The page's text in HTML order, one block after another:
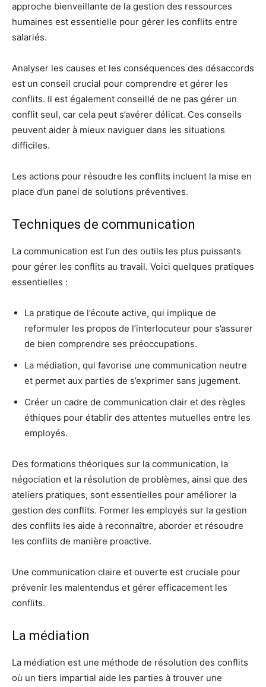
approche bienveillante de la gestion des ressources
humaines est essentielle pour gérer les conflits entre
salariés.
Analyser les causes et les conséquences des désaccords
est un conseil crucial pour comprendre et gérer les
conflits. Il est également conseillé de ne pas gérer un
conflit seul, car cela peut s’avérer délicat. Ces conseils
peuvent aider à mieux naviguer dans les situations
difficiles.
Les actions pour résoudre les conflits incluent la mise en
place d’un panel de solutions préventives.
Techniques de communication
La communication est l’un des outils les plus puissants
pour gérer les conflits au travail. Voici quelques pratiques
essentielles :
La pratique de l’écoute active, qui implique de
reformuler les propos de l’interlocuteur pour s’assurer
de bien comprendre ses préoccupations.
La médiation, qui favorise une communication neutre
et permet aux parties de s’exprimer sans jugement.
Créer un cadre de communication clair et des règles
éthiques pour établir des attentes mutuelles entre les
employés.
Des formations théoriques sur la communication, la
négociation et la résolution de problèmes, ainsi que des
ateliers pratiques, sont essentielles pour améliorer la
gestion des conflits. Former les employés sur la gestion
des conflits les aide à reconnaître, aborder et résoudre
les conflits de manière proactive.
Une communication claire et ouverte est cruciale pour
prévenir les malentendus et gérer efficacement les
conflits.
La médiation
La médiation est une méthode de résolution des conflits
où un tiers impartial aide les parties à trouver une